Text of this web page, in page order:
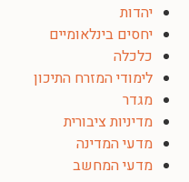
יהדות
יחסים בינלאומיים
כלכלה
לימודי המזרח התיכון
מגדר
מדיניות ציבורית
מדעי המדינה
מדעי המחשב